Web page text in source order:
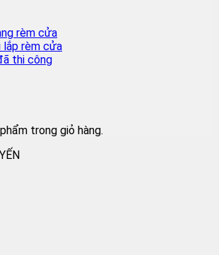
rèm cửa
lắp rèm cửa
thi công
trong giỏ hàng.